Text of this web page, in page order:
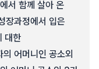
서 함께 살아 온
장과정에서 입은
대한
어머니인 공소외